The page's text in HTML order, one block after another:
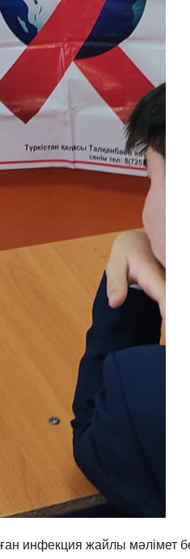
инфекция жайлы мәлімет